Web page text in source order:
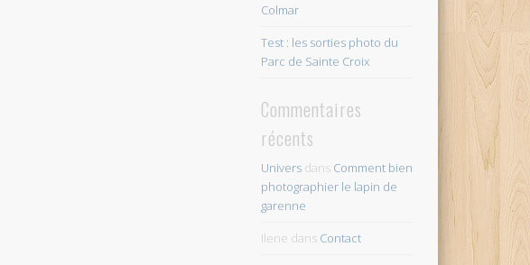
Colmar
Test : les sorties photo du
Parc de Sainte Croix
Commentaires
récents
Universdans Comment bien
photographier le lapin de
garenne
Ilene dans Contact